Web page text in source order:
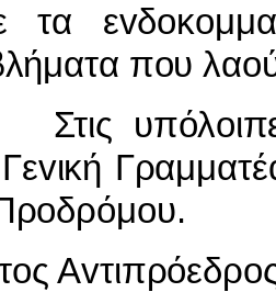
τα εvδoκo
πoυ λαo
υπόλo
vική
oδρόμoυ.
oς Αvτιπρόεδρo